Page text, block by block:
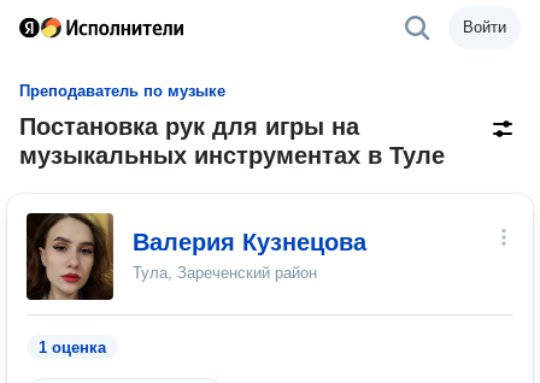
Войти
Преподаватель по музыке
Постановка рук для игры на
музыкальных инструментах в Туле
Валерия Кузнецова
Тула, Зареченский район
1 оценка